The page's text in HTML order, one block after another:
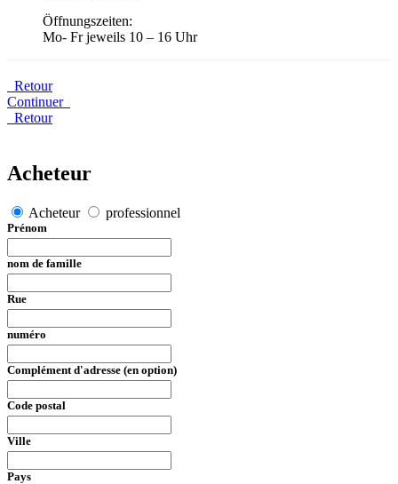
Öffnungszeiten:
Mo- Fr jeweils 10 – 16 Uhr
Retour
Continuer
Retour
Acheteur
Acheteur professionnel
Prénom
nom de famille
Rue
numéro
Complément d'adresse (en option)
Code postal
Ville
Pays